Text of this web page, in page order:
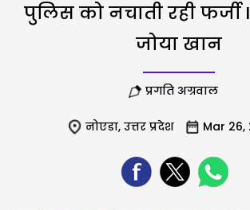
पुलिस को नचाती रही
जोया खान
प्रगति अग्रवाल
नोएडा, उत्तर प्रदेश Mar 26,